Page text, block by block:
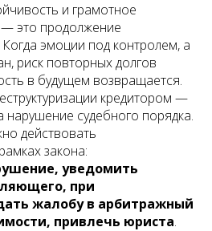
и грамотное
это продолжение
эмоции под контролем, а
риск повторных долгов
в будущем возвращается.
кредитором —
нарушение судебного порядка.
действовать
закона:
уведомить
при
жалобу в арбитражный
привлечь юриста.